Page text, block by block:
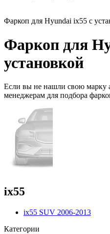
Фаркоп для Hyundai ix55 с
Фаркоп для
установкой
Если вы не нашли свою марку
менеджерам для подбора
ix55
ix55 SUV 2006-2013
Категории